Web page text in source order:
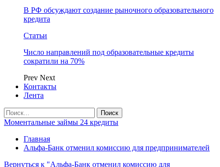
В РФ обсуждают создание рыночного образовательного
кредита
Статьи
Число направлений под образовательные кредиты
сократили на 70%
Prev Next
Контакты
Лента
Моментальные займы 24 кредиты
Главная
Альфа-Банк отменил комиссию для предпринимателей
Вернуться к "Альфа-Банк отменил комиссию для